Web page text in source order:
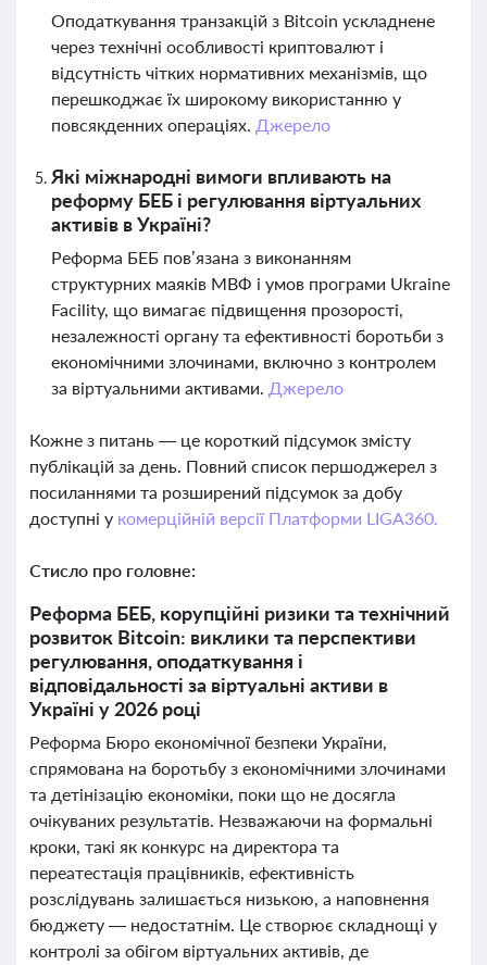
Оподаткування транзакцій з Bitcoin ускладнене
через технічні особливості криптовалют і
відсутність чітких нормативних механізмів, що
перешкоджає їх широкому використанню у
повсякденних операціях. Джерело
Які міжнародні вимоги впливають на
реформу БЕБ і регулювання віртуальних
активів в Україні?
Реформа БЕБ пов’язана з виконанням
структурних маяків МВФ і умов програми Ukraine
Facility, що вимагає підвищення прозорості,
незалежності органу та ефективності боротьби з
економічними злочинами, включно з контролем
за віртуальними активами. Джерело
Кожне з питань — це короткий підсумок змісту
публікацій за день. Повний список першоджерел з
посиланнями та розширений підсумок за добу
доступні у комерційній версії Платформи LIGA360.
Стисло про головне:
Реформа БЕБ, корупційні ризики та технічний
розвиток Bitcoin: виклики та перспективи
регулювання, оподаткування і
відповідальності за віртуальні активи в
Україні у 2026 році
Реформа Бюро економічної безпеки України,
спрямована на боротьбу з економічними злочинами
та детінізацію економіки, поки що не досягла
очікуваних результатів. Незважаючи на формальні
кроки, такі як конкурс на директора та
переатестація працівників, ефективність
розслідувань залишається низькою, а наповнення
бюджету — недостатнім. Це створює складнощі у
контролі за обігом віртуальних активів, де